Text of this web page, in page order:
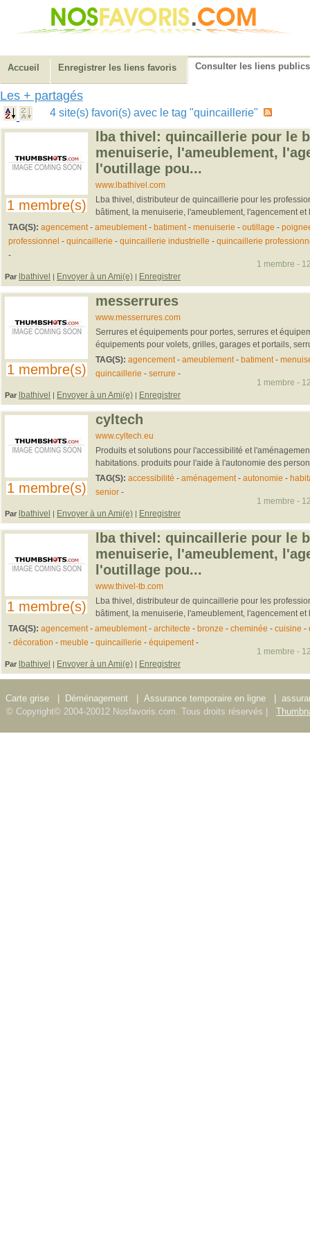
Accueil Enregistrer les liens favoris Consulter les liens publics
Les + partagés
4 site(s) favori(s) avec le tag "quincaillerie"
1 membre(s)
lba thivel: quincaillerie pour le
menuiserie, l'ameublement,
l'outillage pou...
www.lbathivel.com
Lba thivel, distributeur de quincaillerie pour les
bâtiment, la menuiserie, l'ameublement, l'agencement et
TAG(S): agencement - ameublement - batiment - menuiserie - outillage -
professionnel - quincaillerie - quincaillerie industrielle - quincaillerie
-
Par lbathivel | Envoyer à un Ami(e) | Enregistrer
1 membre -
1 membre(s)
messerrures
www.messerrures.com
Serrures et équipements pour portes, serrures et
équipements pour volets, grilles, garages et portails,
TAG(S): agencement- ameublement- batiment-
quincaillerie - serrure -
Par lbathivel | Envoyer à un Ami(e) | Enregistrer
1 membre -
1 membre(s)
cyltech
www.cyltech.eu
Produits et solutions pour l'accessibilité et
habitations. produits pour l'aide à l'autonomie des
TAG(S): accessibilité - aménagement- autonomie -
senior-
Par lbathivel | Envoyer à un Ami(e) | Enregistrer
1 membre -
1 membre(s)
lba thivel: quincaillerie pour le
menuiserie, l'ameublement,
l'outillage pou...
www.thivel-tb.com
Lba thivel, distributeur de quincaillerie pour les
bâtiment, la menuiserie, l'ameublement, l'agencement et
TAG(S): agencement - ameublement - architecte - bronze - cheminée - cuisine -
- décoration - meuble - quincaillerie - équipement -
Par lbathivel | Envoyer à un Ami(e) | Enregistrer
1 membre -
Carte grise Déménagement Assurance temporaire en ligne
© Copyright© 2004-20012 Nosfavoris.com. Tous droits réservés |